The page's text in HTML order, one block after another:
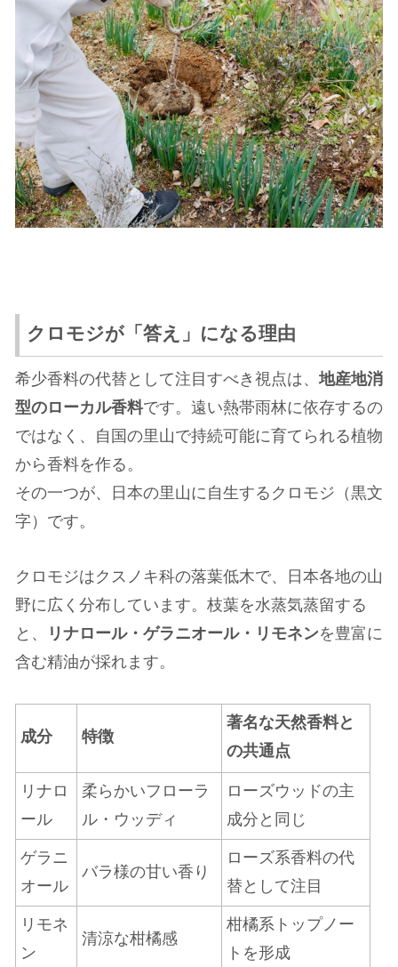
クロモジが「答え」になる理由
希少香料の代替として注目すべき視点は、 地産地消
型のローカル香料です。遠い熱帯雨林に依存するの
ではなく、自国の里山で持続可能に育てられる植物
から香料を作る。
その一つが、日本の里山に自生するクロモジ（黒文
字）です。
クロモジはクスノキ科の落葉低木で、日本各地の山
野に広く分布しています。枝葉を水蒸気蒸留する
と、
リナロール・ゲラニオール・リモネンを豊富に
含む精油が採れます。
成分 特徴
著名な天然香料と
の共通点
リナロ
ール
柔らかいフローラ
ル・ウッディ
ローズウッドの主
成分と同じ
ゲラニ
オール
バラ様の甘い香り
ローズ系香料の代
替として注目
リモネ
ン
清涼な柑橘感
柑橘系トップノー
トを形成